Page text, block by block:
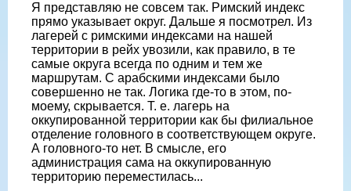
Я представляю не совсем так. Римский индекс
прямо указывает округ. Дальше я посмотрел. Из
лагерей с римскими индексами на нашей
территории в рейх увозили, как правило, в те
самые округа всегда по одним и тем же
маршрутам. С арабскими индексами было
совершенно не так. Логика где-то в этом, по-
моему, скрывается. Т. е. лагерь на
оккупированной территории как бы филиальное
отделение головного в соответствующем округе.
А головного-то нет. В смысле, его
администрация сама на оккупированную
территорию переместилась...